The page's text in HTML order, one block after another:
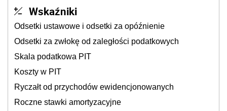
Wskaźniki
Odsetki ustawowe i odsetki za opóźnienie
Odsetki za zwłokę od zaległości podatkowych
Skala podatkowa PIT
Koszty w PIT
Ryczałt od przychodów ewidencjonowanych
Roczne stawki amortyzacyjne